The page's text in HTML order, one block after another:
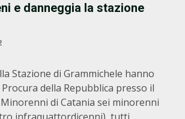
e danneggia la stazione
Stazione di Grammichele hanno
della Repubblica presso il
di Catania sei minorenni